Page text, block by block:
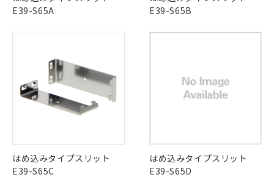
E39-S65A
E39-S65B
はめ込みタイプスリット
E39-S65C
はめ込みタイプスリット
E39-S65D